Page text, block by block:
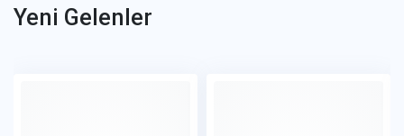
Yeni Gelenler